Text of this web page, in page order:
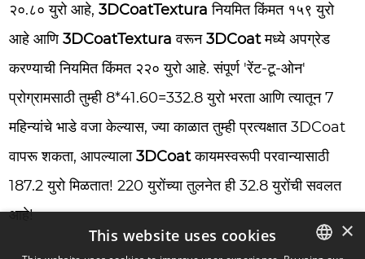
२०.८० युरो आहे,3DCoatTextura नियमित किंमत १५९ युरो
आहे आणि3DCoatTextura वरून3DCoatमध्ये अपग्रेड
करण्याची नियमित किंमत २२० युरो आहे. संपूर्ण 'रेंट-टू-ओन'
प्रोग्रामसाठी तुम्ही 8*41.60=332.8 युरो भरता आणि त्यातून 7
महिन्यांचे भाडे वजा केल्यास, ज्या काळात तुम्ही प्रत्यक्षात 3DCoat
वापरू शकता, आपल्याला3DCoatकायमस्वरूपी परवान्यासाठी
187.2 युरो मिळतात! 220 युरोंच्या तुलनेत ही 32.8 युरोंची सवलत
आहे!
×
This website uses cookies